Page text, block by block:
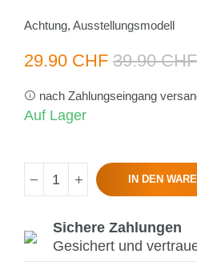
Achtung, Ausstellungsmodell
29.90 CHF 39.90 CHF
nach Zahlungseingang
Auf Lager
IN DEN
Sichere Zahlungen
Gesichert und